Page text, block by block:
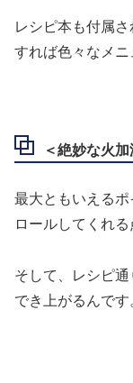
レシピ本も付属
すれば色々なメニ
＜絶妙な火
最大ともいえる
ロールしてくれ
そして、レシピ
でき上がるんです